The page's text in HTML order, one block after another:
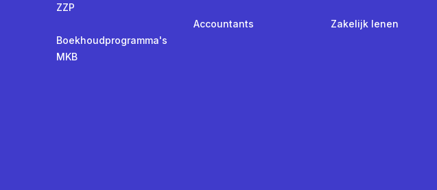
ZZP
Boekhoudprogramma's
MKB
Accountants Zakelijk lenen